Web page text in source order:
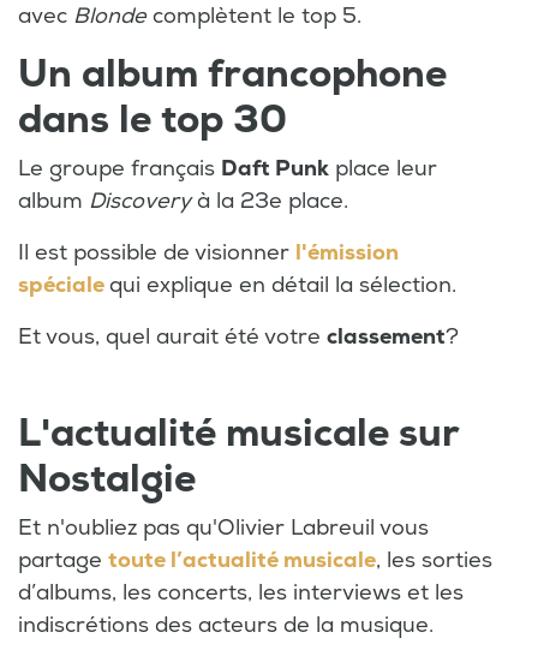
avec Blondecomplètent le top 5.
Un album francophone
dans le top 30
Le groupe français Daft Punk place leur
album Discoveryà la 23e place.
Il est possible de visionner l'émission
spécialequi explique en détail la sélection.
Et vous, quel aurait été votre classement?
L'actualité musicale sur
Nostalgie
Et n'oubliez pas qu'Olivier Labreuil vous
partage toute l’actualité musicale, les sorties
d’albums, les concerts, les interviews et les
indiscrétions des acteurs de la musique.